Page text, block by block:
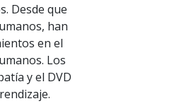
Desde que
han
en el
Los
y el DVD